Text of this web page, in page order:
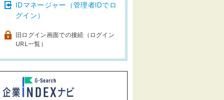
IDマネージャー（管理者IDでロ
グイン）
旧ログイン画面での接続（ログイン
URL一覧）